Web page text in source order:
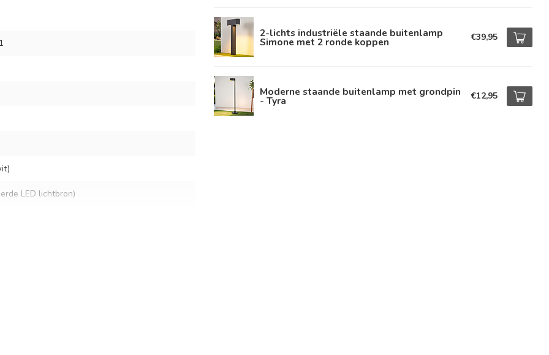
LED lichtbron)
2-lichts industriële staande buitenlamp
Simone met 2 ronde koppen €39,95
Moderne staande buitenlamp met grondpin
- Tyra €12,95